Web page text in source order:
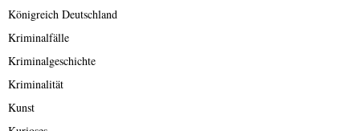
Königreich Deutschland
Kriminalfälle
Kriminalgeschichte
Kriminalität
Kunst